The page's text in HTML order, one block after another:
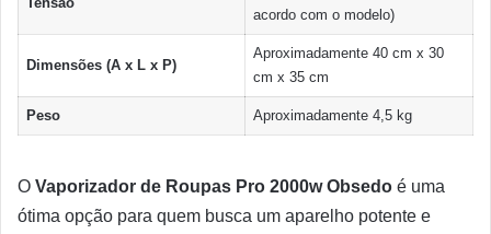
acordo com o modelo)
Dimensões (A x L x P)
Aproximadamente 40 cm x 30
cm x 35 cm
Peso Aproximadamente 4,5 kg
O Vaporizador de Roupas Pro 2000w Obsedo é uma
ótima opção para quem busca um aparelho potente e